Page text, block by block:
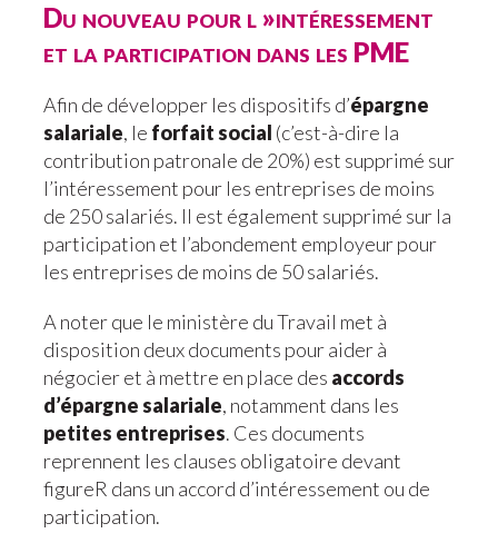
Du nouveau pour l »intéressement
et la participation dans les PME
Afin de développer les dispositifs d’épargne
salariale, le forfait social (c’est-à-dire la
contribution patronale de 20%) est supprimé sur
l’intéressement pour les entreprises de moins
de 250 salariés. Il est également supprimé sur la
participation et l’abondement employeur pour
les entreprises de moins de 50 salariés.
A noter que le ministère du Travail met à
disposition deux documents pour aider à
négocier et à mettre en place des accords
d’épargne salariale, notamment dans les
petites entreprises. Ces documents
reprennent les clauses obligatoire devant
figureR dans un accord d’intéressement ou de
participation.